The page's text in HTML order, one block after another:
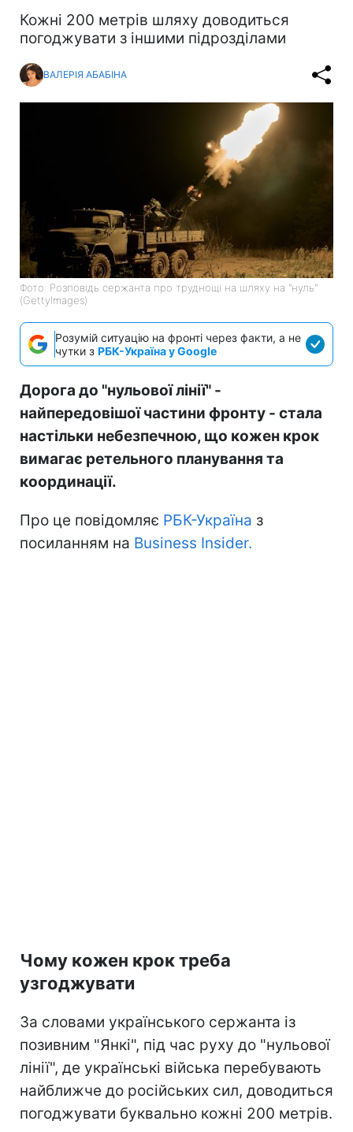
Кожні 200 метрів шляху доводиться
погоджувати з іншими підрозділами
ВАЛЕРІЯ АБАБІНА
Фото: Розповідь сержанта про труднощі на шляху на "нуль"
(GettyImages)
Розумій ситуацію на фронті через факти, а не
чутки з РБК-Україна у Google
Дорога до "нульової лінії" -
найпередовішої частини фронту - стала
настільки небезпечною, що кожен крок
вимагає ретельного планування та
координації.
Про це повідомляє РБК-Україна з
посиланням на Business Insider.
Чому кожен крок треба
узгоджувати
За словами українського сержанта із
позивним "Янкі", під час руху до "нульової
лінії", де українські війська перебувають
найближче до російських сил, доводиться
погоджувати буквально кожні 200 метрів.